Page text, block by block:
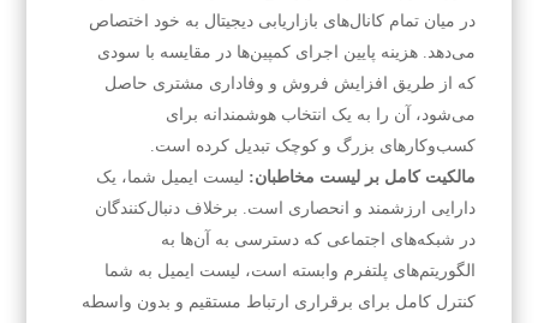
در میان تمام کانال‌های بازاریابی دیجیتال به خود اختصاص
می‌دهد. هزینه پایین اجرای کمپین‌ها در مقایسه با سودی
که از طریق افزایش فروش و وفاداری مشتری حاصل
می‌شود، آن را به یک انتخاب هوشمندانه برای
کسب‌وکارهای بزرگ و کوچک تبدیل کرده است.
مالکیت کامل بر لیست مخاطبان: لیست ایمیل شما، یک
دارایی ارزشمند و انحصاری است. برخلاف دنبال‌کنندگان
در شبکه‌های اجتماعی که دسترسی به آن‌ها به
الگوریتم‌های پلتفرم وابسته است، لیست ایمیل به شما
کنترل کامل برای برقراری ارتباط مستقیم و بدون واسطه